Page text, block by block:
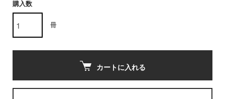
購入数
冊
カートに入れる